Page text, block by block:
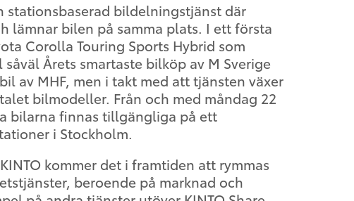
stationsbaserad bildelningstjänst där
lämnar bilen på samma plats. I ett första
Corolla Touring Sports Hybrid som
Årets smartaste bilköp av M Sverige
av MHF, men i takt med att tjänsten växer
bilmodeller. Från och med måndag 22
bilarna finnas tillgängliga på ett
i Stockholm.
kommer det i framtiden att rymmas
beroende på marknad och